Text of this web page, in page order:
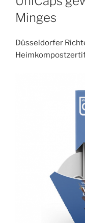
Minges
Düsseldorfer